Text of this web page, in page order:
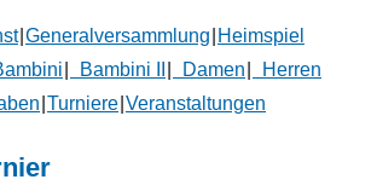
Generalversammlung Heimspiel
Bambini II Damen
Herren
Turniere Veranstaltungen